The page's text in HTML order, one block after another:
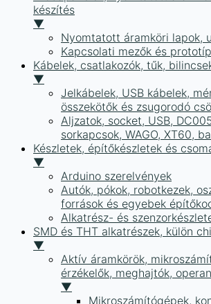
készítés
▼
Nyomtatott áramköri lapok,
Kapcsolati mezők és
Kábelek, csatlakozók, tűk,
▼
Jelkábelek, USB kábelek,
összekötők és zsugorodó
Aljzatok, socket, USB,
sorkapcsok, WAGO, XT60,
Készletek, építőkészletek és
▼
Arduino szerelvények
Autók, pókok, robotkezek,
források és egyebek
Alkatrész- és
SMD és THT alkatrészek, külön
▼
Aktív áramkörök,
érzékelők, meghajtók,
▼
Mikroszámítógépek,